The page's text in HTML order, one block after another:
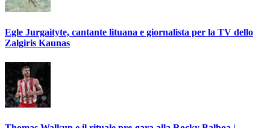
Egle Jurgaityte, cantante lituana e giornalista per la TV dello
Zalgiris Kaunas